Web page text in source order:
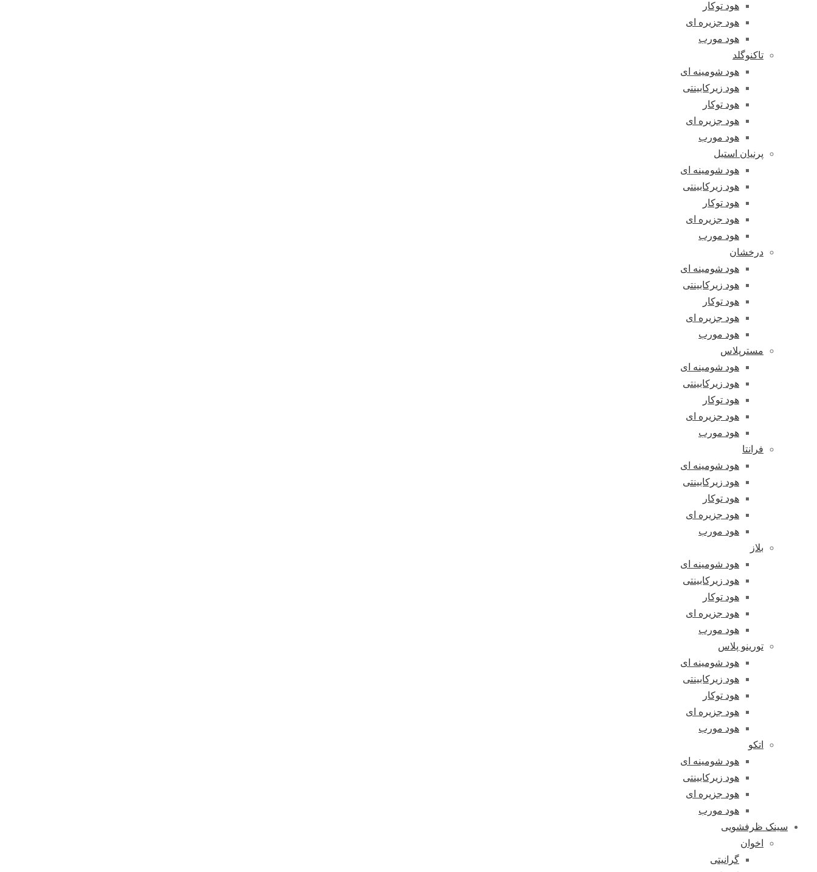
هود توکار
هود جزیره ای
هود مورب
تاکنوگلد
هود شومینه ای
هود زیرکابینتی
هود توکار
هود جزیره ای
هود مورب
پرنیان استیل
هود شومینه ای
هود زیرکابینتی
هود توکار
هود جزیره ای
هود مورب
درخشان
هود شومینه ای
هود زیرکابینتی
هود توکار
هود جزیره ای
هود مورب
مسترپلاس
هود شومینه ای
هود زیرکابینتی
هود توکار
هود جزیره ای
هود مورب
فرانتا
هود شومینه ای
هود زیرکابینتی
هود توکار
هود جزیره ای
هود مورب
بلاز
هود شومینه ای
هود زیرکابینتی
هود توکار
هود جزیره ای
هود مورب
تورینو پلاس
هود شومینه ای
هود زیرکابینتی
هود توکار
هود جزیره ای
هود مورب
اتکو
هود شومینه ای
هود زیرکابینتی
هود جزیره ای
هود مورب
سینک ظرفشویی
اخوان
گرانیتی